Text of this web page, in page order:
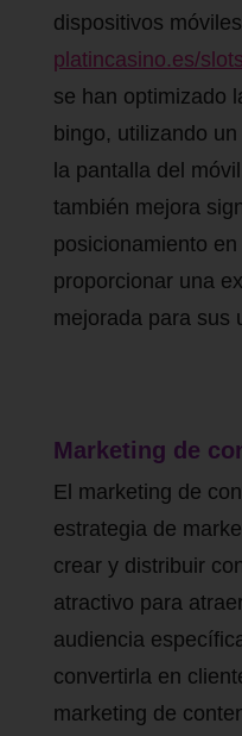
dispositivos
platincasino.es/
se han optimizado
bingo, utilizando
la pantalla del
también mejora
posicionamiento
proporcionar una
mejorada para sus
Marketing de
El marketing de
estrategia de
crear y distribuir
atractivo para
audiencia
convertirla en
marketing de